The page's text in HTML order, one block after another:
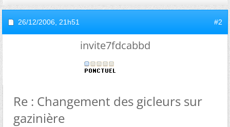
26/12/2006, 21h51 #2
invite7fdcabbd
Re : Changement des gicleurs sur
gazinière